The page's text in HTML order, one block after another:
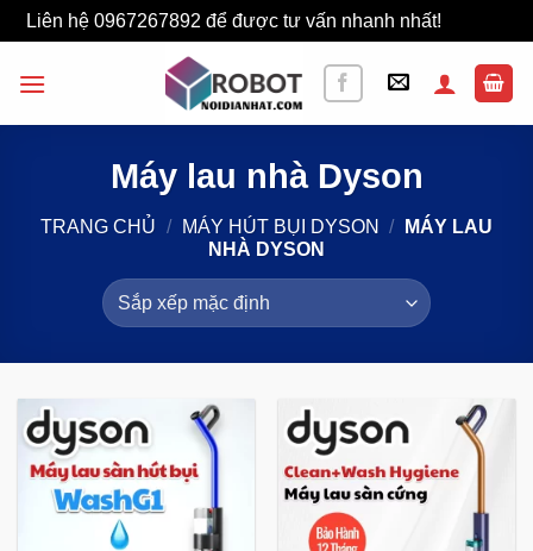
Liên hệ 0967267892 để được tư vấn nhanh nhất!
qua
Máy lau nhà Dyson
TRANG CHỦ / MÁY HÚT BỤI DYSON /
MÁY LAU
NHÀ DYSON